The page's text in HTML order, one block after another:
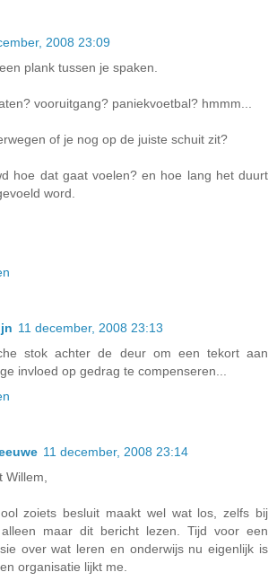
2008 23:09
plank tussen je spaken.
vooruitgang? paniekvoetbal? hmmm...
of je nog op de juiste schuit zit?
hoe dat gaat voelen? en hoe lang het duurt
word.
11 december, 2008 23:13
stok achter de deur om een tekort aan
invloed op gedrag te compenseren...
11 december, 2008 23:14
Willem,
zoiets besluit maakt wel wat los, zelfs bij
maar dit bericht lezen. Tijd voor een
over wat leren en onderwijs nu eigenlijk is
organisatie lijkt me.